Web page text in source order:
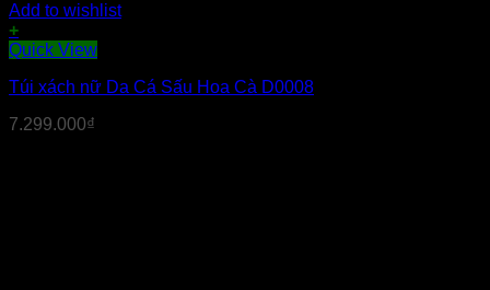
Add to wishlist
+
Quick View
Túi xách nữ Da Cá Sấu Hoa Cà D0008
7.299.000₫